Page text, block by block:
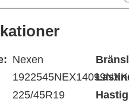
Nexen
1922545NEX14099NXK
225/45R19